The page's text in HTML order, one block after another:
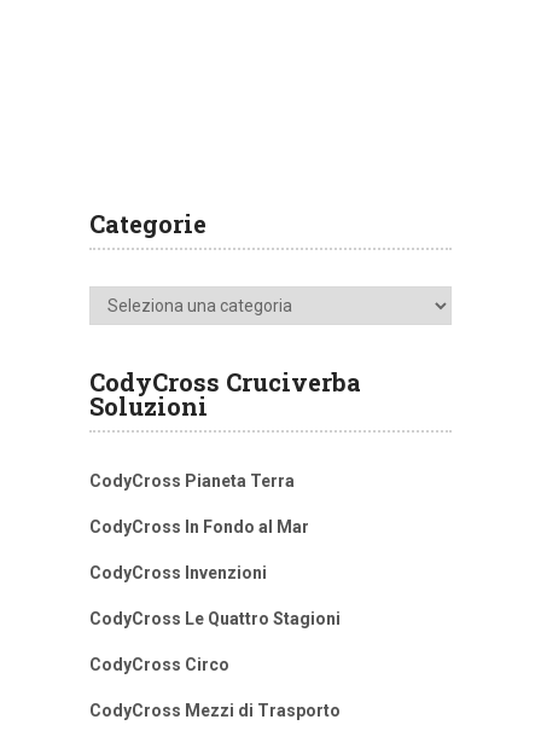
Categorie
Categorie
CodyCross Cruciverba
Soluzioni
CodyCross Pianeta Terra
CodyCross In Fondo al Mar
CodyCross Invenzioni
CodyCross Le Quattro Stagioni
CodyCross Circo
CodyCross Mezzi di Trasporto